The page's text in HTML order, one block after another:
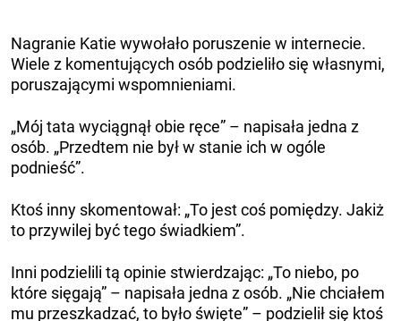
Nagranie Katie wywołało poruszenie w internecie.
Wiele z komentujących osób podzieliło się własnymi,
poruszającymi wspomnieniami.
„Mój tata wyciągnął obie ręce” – napisała jedna z
osób. „Przedtem nie był w stanie ich w ogóle
podnieść”.
Ktoś inny skomentował: „To jest coś pomiędzy. Jakiż
to przywilej być tego świadkiem”.
Inni podzielili tą opinie stwierdzając: „To niebo, po
które sięgają” – napisała jedna z osób. „Nie chciałem
mu przeszkadzać, to było święte” – podzielił się ktoś